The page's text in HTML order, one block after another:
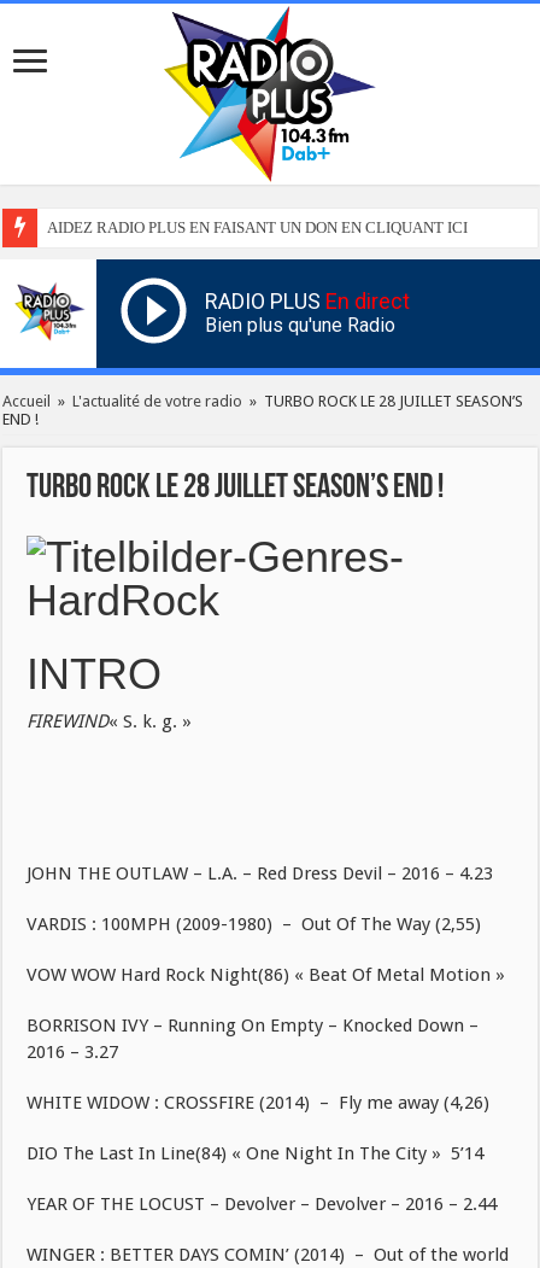
AIDEZ RADIO PLUS EN FAISANT UN DON EN CLIQUANT ICI
RADIO PLUS En direct
Bien plus qu'une Radio
Accueil » L'actualité de votre radio » TURBO ROCK LE 28 JUILLET SEASON’S
END !
TURBO ROCK LE 28 JUILLET SEASON’S END !
INTRO
FIREWIND« S. k. g. »
JOHN THE OUTLAW – L.A. – Red Dress Devil – 2016 – 4.23
VARDIS : 100MPH (2009-1980) – Out Of The Way (2,55)
VOW WOW Hard Rock Night(86) « Beat Of Metal Motion »
BORRISON IVY – Running On Empty – Knocked Down –
2016 – 3.27
WHITE WIDOW : CROSSFIRE (2014) – Fly me away (4,26)
DIO The Last In Line(84) « One Night In The City » 5’14
YEAR OF THE LOCUST – Devolver – Devolver – 2016 – 2.44
WINGER : BETTER DAYS COMIN’ (2014) – Out of the world